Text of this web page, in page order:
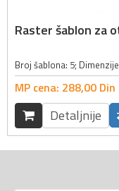
Raster šablon za
MP cena: 288,00 Din
Detaljnije